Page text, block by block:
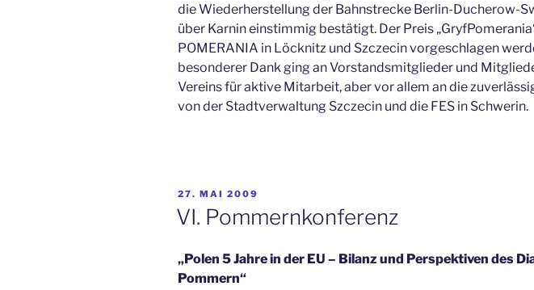
die Wiederherstellung der Bahnstrecke Berlin-Ducherow-
über Karnin einstimmig bestätigt. Der Preis
POMERANIA in Löcknitz und Szczecin vorgeschlagen
besonderer Dank ging an Vorstandsmitglieder und
Vereins für aktive Mitarbeit, aber vor allem an die
von der Stadtverwaltung Szczecin und die FES in Schwerin.
VERÖFFENTLICHT
27. MAI 2009
VI. Pommernkonferenz
„Polen 5 Jahre in der EU – Bilanz und Perspektiven des
Pommern“